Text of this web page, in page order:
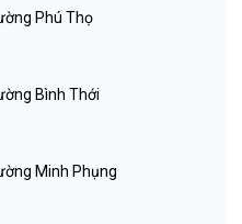
Phú Thọ
Bình Thới
Minh Phụng